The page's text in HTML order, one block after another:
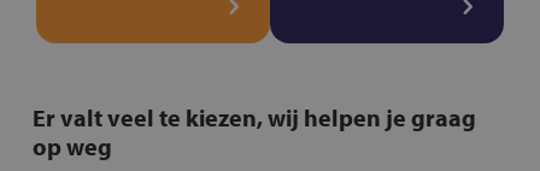
Er valt veel te kiezen, wij helpen je graag
op weg